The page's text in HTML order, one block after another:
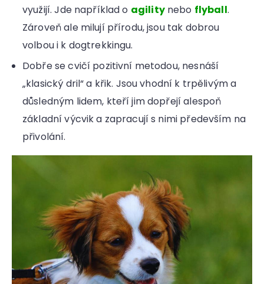
využijí. Jde například o agilitynebo flyball.
Zároveň ale milují přírodu, jsou tak dobrou
volbou i k dogtrekkingu.
Dobře se cvičí pozitivní metodou, nesnáší
„klasický dril“ a křik. Jsou vhodní k trpělivým a
důsledným lidem, kteří jim dopřejí alespoň
základní výcvik a zapracují s nimi především na
přivolání.